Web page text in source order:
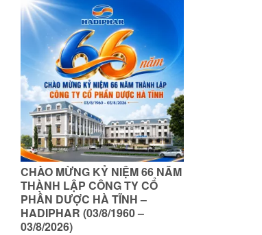
CHÀO MỪNG KỶ NIỆM 66 NĂM
THÀNH LẬP CÔNG TY CỔ
PHẦN DƯỢC HÀ TĨNH –
HADIPHAR (03/8/1960 –
03/8/2026)